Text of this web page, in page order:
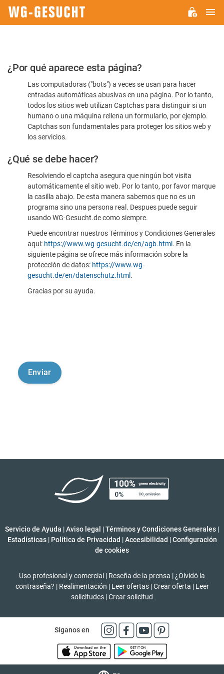
Por
favor,
confirme
humano
¿Por qué aparece esta página?
Las computadoras ("bots") a veces se usan para hacer
entradas automáticas abusivas en una página. Por lo tanto,
todos los sitios web utilizan Captchas para distinguir si un
humano o una máquina rellena un formulario, por ejemplo.
Captchas son fundamentales para proteger los sitios web y
los servicios.
¿Qué se debe hacer?
Resolviendo el captcha asegura que ningún bot visita
automáticamente el sitio web. Por lo tanto, por favor marque
la casilla abajo. De esta manera sabemos que no es un
programa sino una persona real. Despues puede seguir
usando WG-Gesucht.de como siempre.
Puede encontrar nuestros Términos y Condiciones Generales
aquí: https://www.wg-gesucht.de/en/agb.html . En la
siguiente página se ofrece más información sobre la
protección de datos: https://www.wg-
gesucht.de/en/datenschutz.html .
Gracias por su ayuda.
Servicio de Ayuda |Aviso legal |Términos y Condiciones Generales |
Estadísticas | Política de Privacidad | Accesibilidad | Configuración
de cookies
Uso profesional y comercial | Reseña de la prensa | ¿Olvidó la
contraseña? | Realimentación | Leer ofertas | Crear oferta | Leer
solicitudes |Crear solicitud
Síganos en